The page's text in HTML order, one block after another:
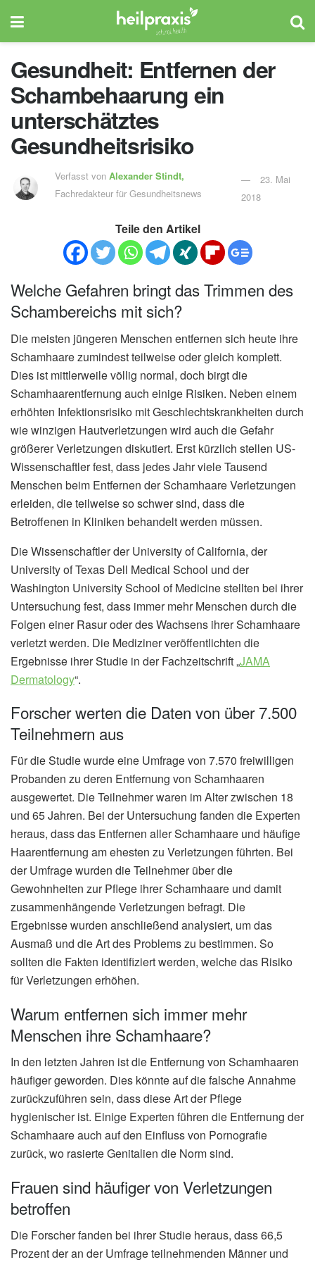
Gesundheit: Entfernen der
Schambehaarung ein
unterschätztes
Gesundheitsrisiko
Verfasst vonAlexander Stindt,
Fachredakteur für Gesundheitsnews
23. Mai
2018
Teile den Artikel
Welche Gefahren bringt das Trimmen des
Schambereichs mit sich?
Die meisten jüngeren Menschen entfernen sich heute ihre
Schamhaare zumindest teilweise oder gleich komplett.
Dies ist mittlerweile völlig normal, doch birgt die
Schamhaarentfernung auch einige Risiken. Neben einem
erhöhten Infektionsrisiko mit Geschlechtskrankheiten durch
wie winzigen Hautverletzungen wird auch die Gefahr
größerer Verletzungen diskutiert. Erst kürzlich stellen US-
Wissenschaftler fest, dass jedes Jahr viele Tausend
Menschen beim Entfernen der Schamhaare Verletzungen
erleiden, die teilweise so schwer sind, dass die
Betroffenen in Kliniken behandelt werden müssen.
Die Wissenschaftler der University of California, der
University of Texas Dell Medical School und der
Washington University School of Medicine stellten bei ihrer
Untersuchung fest, dass immer mehr Menschen durch die
Folgen einer Rasur oder des Wachsens ihrer Schamhaare
verletzt werden. Die Mediziner veröffentlichten die
Ergebnisse ihrer Studie in der Fachzeitschrift „JAMA
Dermatology“.
Forscher werten die Daten von über 7.500
Teilnehmern aus
Für die Studie wurde eine Umfrage von 7.570 freiwilligen
Probanden zu deren Entfernung von Schamhaaren
ausgewertet. Die Teilnehmer waren im Alter zwischen 18
und 65 Jahren. Bei der Untersuchung fanden die Experten
heraus, dass das Entfernen aller Schamhaare und häufige
Haarentfernung am ehesten zu Verletzungen führten. Bei
der Umfrage wurden die Teilnehmer über die
Gewohnheiten zur Pflege ihrer Schamhaare und damit
zusammenhängende Verletzungen befragt. Die
Ergebnisse wurden anschließend analysiert, um das
Ausmaß und die Art des Problems zu bestimmen. So
sollten die Fakten identifiziert werden, welche das Risiko
für Verletzungen erhöhen.
Warum entfernen sich immer mehr
Menschen ihre Schamhaare?
In den letzten Jahren ist die Entfernung von Schamhaaren
häufiger geworden. Dies könnte auf die falsche Annahme
zurückzuführen sein, dass diese Art der Pflege
hygienischer ist. Einige Experten führen die Entfernung der
Schamhaare auch auf den Einfluss von Pornografie
zurück, wo rasierte Genitalien die Norm sind.
Frauen sind häufiger von Verletzungen
betroffen
Die Forscher fanden bei ihrer Studie heraus, dass 66,5
Prozent der an der Umfrage teilnehmenden Männer und